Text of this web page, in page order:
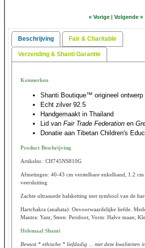
« Vorige | Volgende »
Beschrijving Fair & Charitable
Verzending & Shanti Garantie
Kenmerken
Shanti Boutique™ origineel ontwerp
Echt zilver 92.5
Handgemaakt in Thailand
Lid van Fair Trade Federation en
Donatie aan Tibetan Children's
Product Beschrijving
Artikelnr.: CH745NS810G
Afmetingen: 40-43 cm verstelbare enkelband, 1.2
veersluiting
Zachte ultrasuede halsketting met symbool van de
Hartchakra (anahata): Onvoorwaardelijke liefde.
Mantra: Yam; Steen: Peridoot; Vorm: Halve maan;
Helemaal Shanti
Bewust * ethische * liefdadig ... met deze kwaliteiten